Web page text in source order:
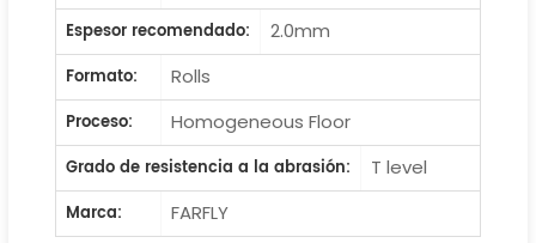
Espesor recomendado:
2.0mm
Formato:
Rolls
Proceso:
Homogeneous Floor
Grado de resistencia a la abrasión:
T level
Marca:
FARFLY